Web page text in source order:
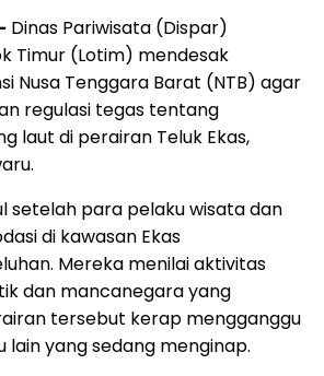
Dinas Pariwisata (Dispar)
Timur (Lotim) mendesak
Nusa Tenggara Barat (NTB) agar
regulasi tegas tentang
laut di perairan Teluk Ekas,
setelah para pelaku wisata dan
di kawasan Ekas
Mereka menilai aktivitas
dan mancanegara yang
tersebut kerap mengganggu
yang sedang menginap.